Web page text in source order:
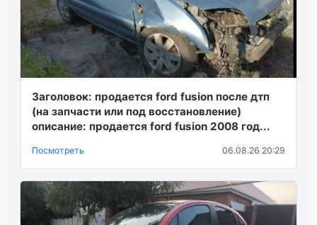
Заголовок: продается ford fusion после дтп
(на запчасти или под восстановление)
описание: продается ford fusion 2008 год...
Посмотреть 06.08.26 20:29